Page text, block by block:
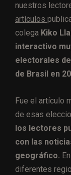
nuestros
artículos
colega Kiko
interactivo
electorales
de Brasil en
Fue el artículo
de esas
los lectores
con las
geográfico.
diferentes